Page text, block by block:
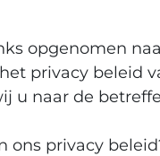
opgenomen
privacy beleid
u naar de
ons privacy